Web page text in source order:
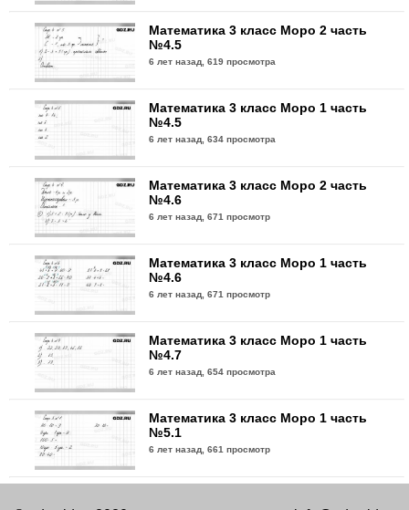
Математика 3 класс Моро 2 часть
№4.5
6 лет назад,619 просмотра
Математика 3 класс Моро 1 часть
№4.5
6 лет назад,634 просмотра
Математика 3 класс Моро 2 часть
№4.6
6 лет назад,671 просмотр
Математика 3 класс Моро 1 часть
№4.6
6 лет назад,671 просмотр
Математика 3 класс Моро 1 часть
№4.7
6 лет назад,654 просмотра
Математика 3 класс Моро 1 часть
№5.1
6 лет назад,661 просмотр